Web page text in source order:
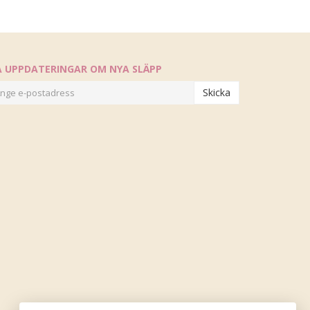
UPPDATERINGAR OM NYA SLÄPP
Skicka